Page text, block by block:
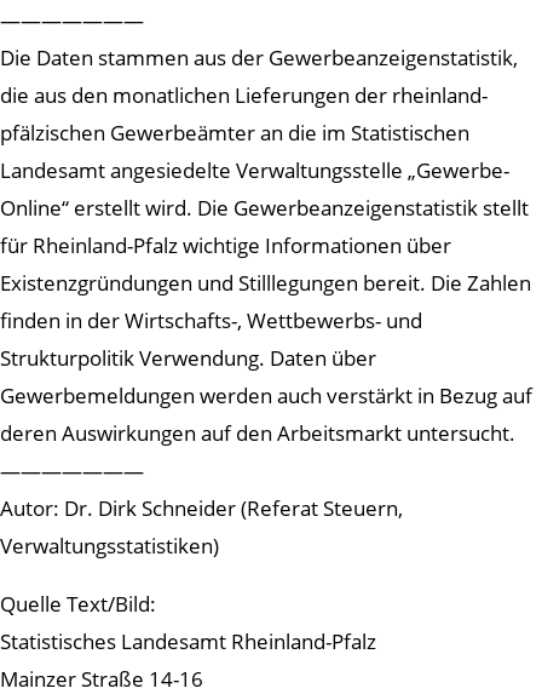
———————
Die Daten stammen aus der Gewerbeanzeigenstatistik,
die aus den monatlichen Lieferungen der rheinland-
pfälzischen Gewerbeämter an die im Statistischen
Landesamt angesiedelte Verwaltungsstelle „Gewerbe-
Online“ erstellt wird. Die Gewerbeanzeigenstatistik stellt
für Rheinland-Pfalz wichtige Informationen über
Existenzgründungen und Stilllegungen bereit. Die Zahlen
finden in der Wirtschafts-, Wettbewerbs- und
Strukturpolitik Verwendung. Daten über
Gewerbemeldungen werden auch verstärkt in Bezug auf
deren Auswirkungen auf den Arbeitsmarkt untersucht.
———————
Autor: Dr. Dirk Schneider (Referat Steuern,
Verwaltungsstatistiken)
Quelle Text/Bild:
Statistisches Landesamt Rheinland-Pfalz
Mainzer Straße 14-16